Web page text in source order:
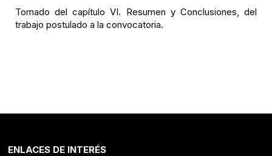
Tomado del capítulo VI. Resumen y Conclusiones, del
trabajo postulado a la convocatoria.
ENLACES DE INTERÉS